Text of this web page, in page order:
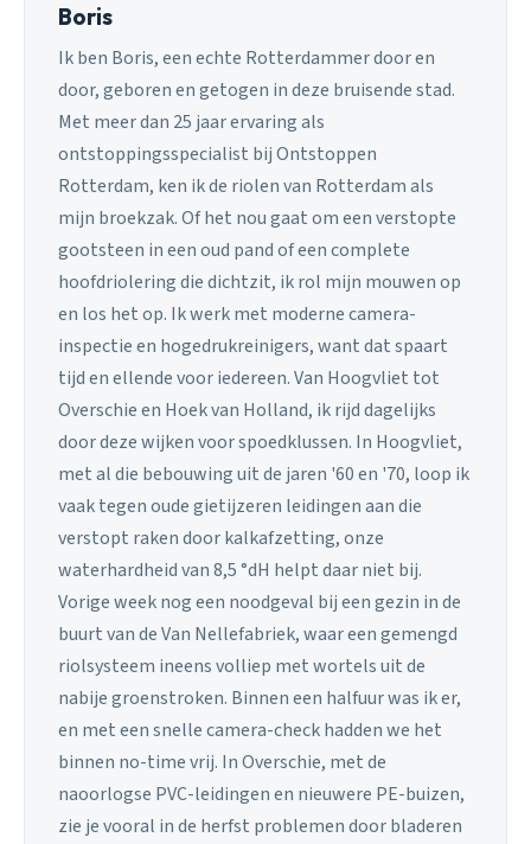
Boris
Ik ben Boris, een echte Rotterdammer door en
door, geboren en getogen in deze bruisende stad.
Met meer dan 25 jaar ervaring als
ontstoppingsspecialist bij Ontstoppen
Rotterdam, ken ik de riolen van Rotterdam als
mijn broekzak. Of het nou gaat om een verstopte
gootsteen in een oud pand of een complete
hoofdriolering die dichtzit, ik rol mijn mouwen op
en los het op. Ik werk met moderne camera-
inspectie en hogedrukreinigers, want dat spaart
tijd en ellende voor iedereen. Van Hoogvliet tot
Overschie en Hoek van Holland, ik rijd dagelijks
door deze wijken voor spoedklussen. In Hoogvliet,
met al die bebouwing uit de jaren '60 en '70, loop ik
vaak tegen oude gietijzeren leidingen aan die
verstopt raken door kalkafzetting, onze
waterhardheid van 8,5 °dH helpt daar niet bij.
Vorige week nog een noodgeval bij een gezin in de
buurt van de Van Nellefabriek, waar een gemengd
riolsysteem ineens volliep met wortels uit de
nabije groenstroken. Binnen een halfuur was ik er,
en met een snelle camera-check hadden we het
binnen no-time vrij. In Overschie, met de
naoorlogse PVC-leidingen en nieuwere PE-buizen,
zie je vooral in de herfst problemen door bladeren